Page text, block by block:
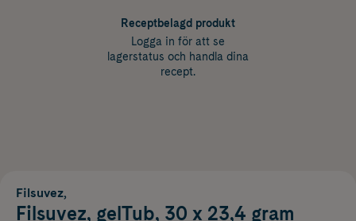
Receptbelagd produkt
Logga in för att se
lagerstatus och handla dina
recept.
Filsuvez,
Filsuvez, gelTub, 30 x 23,4 gram